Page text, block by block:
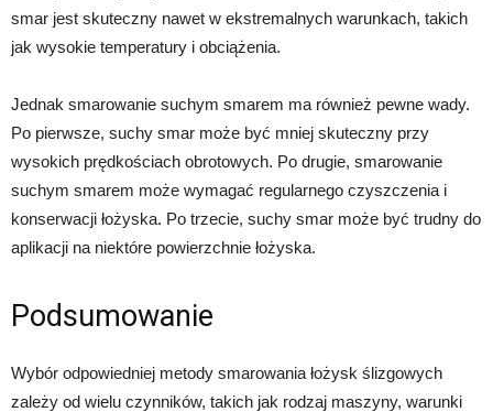
smar jest skuteczny nawet w ekstremalnych warunkach, takich
jak wysokie temperatury i obciążenia.
Jednak smarowanie suchym smarem ma również pewne wady.
Po pierwsze, suchy smar może być mniej skuteczny przy
wysokich prędkościach obrotowych. Po drugie, smarowanie
suchym smarem może wymagać regularnego czyszczenia i
konserwacji łożyska. Po trzecie, suchy smar może być trudny do
aplikacji na niektóre powierzchnie łożyska.
Podsumowanie
Wybór odpowiedniej metody smarowania łożysk ślizgowych
zależy od wielu czynników, takich jak rodzaj maszyny, warunki